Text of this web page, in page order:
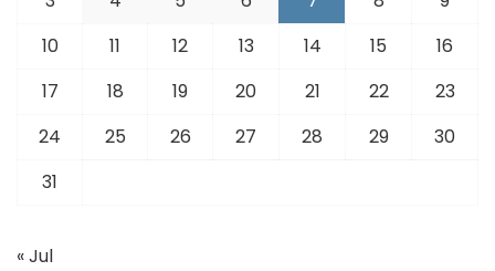
10
11 12 13 14 15
16
17
18 19 20 21 22
23
24
25 26 27 28 29
30
31
« Jul